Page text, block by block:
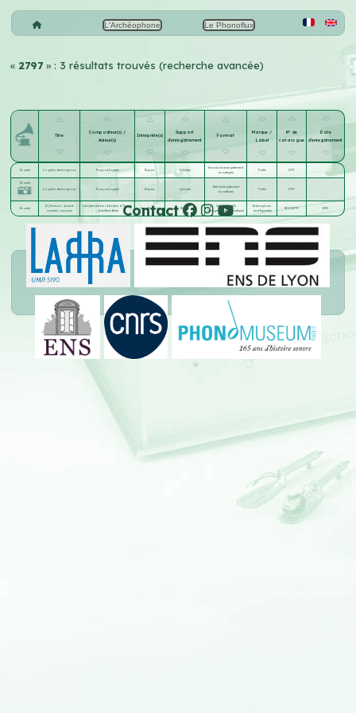
L'Archéophone Le Phonoflux
« 2797» : 3 résultats trouvés (recherche avancée)
Titre
Compositeur(s) /
Auteur(s)
Interprète(s)
Support
d'enregistrement
Format
Marque /
Label
N° de
catalogue
Date
d'enregistrement
Écouter La grève des forgerons François Coppée Duparc Cylindre
Standard (enregistrement
acoustique)
Pathé 2797
Écouter
La grève des forgerons
François Coppée Duparc Cylindre
Inter (enregistrement
acoustique)
Pathé 2797
Écouter
Si j'étais roi ; dans le
sommeil, romance
Adolphe Adam;
Adolphe d' Ennery
; Jules-Henri Brésil
Jean Delvoye Disque
25 cm aiguille
(enregistrement acoustique)
Gramophone
and Typewriter
GC-2-32797 1903
Contact